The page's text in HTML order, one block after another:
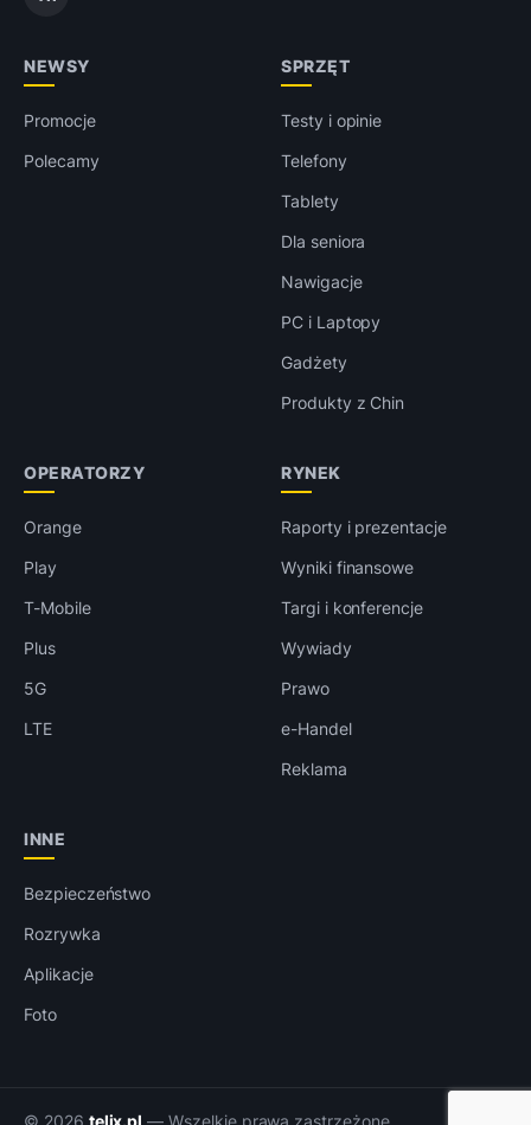
NEWSY
Promocje
Polecamy
SPRZĘT
Testy i opinie
Telefony
Tablety
Dla seniora
Nawigacje
PC i Laptopy
Gadżety
Produkty z Chin
OPERATORZY
Orange
Play
T-Mobile
Plus
5G
LTE
RYNEK
Raporty i prezentacje
Wyniki finansowe
Targi i konferencje
Wywiady
Prawo
e-Handel
Reklama
INNE
Bezpieczeństwo
Rozrywka
Aplikacje
Foto
© 2026 telix.pl — Wszelkie prawa zastrzeżone.